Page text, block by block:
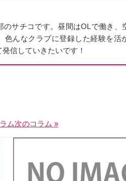
のサチコです。昼間はOLで働き、
色んなクラブに登録した経験を活
信していきたいです！
ム次のコラム »